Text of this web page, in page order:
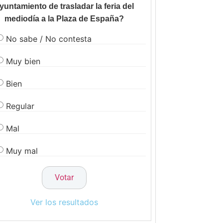
de trasladar la feria del
mediodía a la Plaza de España?
No sabe / No contesta
Muy bien
Bien
Regular
Mal
Muy mal
Ver los resultados